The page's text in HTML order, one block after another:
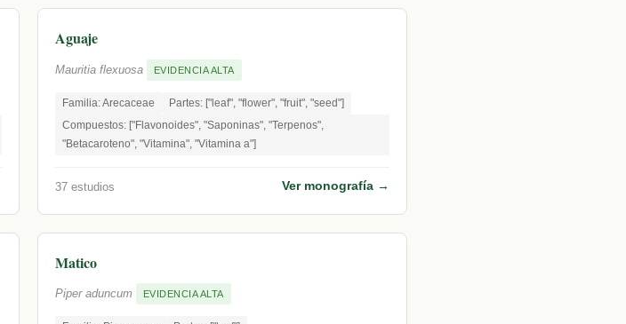
Aguaje
Mauritia flexuosa EVIDENCIA ALTA
Familia: Arecaceae
Partes: ["leaf", "flower", "fruit", "seed"]
Compuestos: ["Flavonoides", "Saponinas", "Terpenos",
"Betacaroteno", "Vitamina", "Vitamina a"]
37 estudios Ver monografía →
Matico
Piper aduncum EVIDENCIA ALTA